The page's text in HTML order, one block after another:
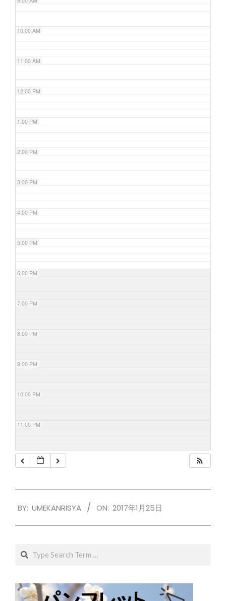
10:00 AM
11:00 AM
12:00 PM
1:00 PM
2:00 PM
3:00 PM
4:00 PM
5:00 PM
6:00 PM
7:00 PM
8:00 PM
9:00 PM
10:00 PM
11:00 PM
01-
BY: UMEKANRISYA ON: 2017年1月25日
Search